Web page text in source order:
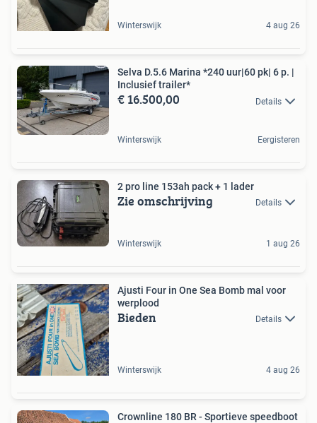
Winterswijk 4 aug 26
Selva D.5.6 Marina *240 uur|60 pk| 6 p. |
Inclusief trailer*
€ 16.500,00 Details
Winterswijk Eergisteren
2 pro line 153ah pack + 1 lader
Zie omschrijving Details
Winterswijk 1 aug 26
Ajusti Four in One Sea Bomb mal voor
werplood
Bieden Details
Winterswijk 4 aug 26
Crownline 180 BR - Sportieve speedboot